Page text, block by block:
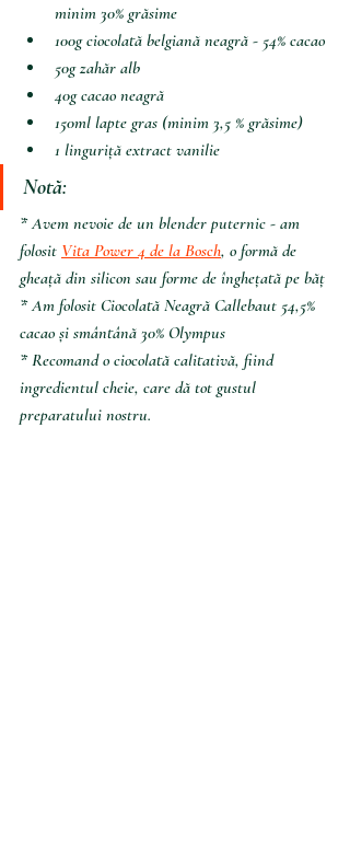
minim 30% grăsime
100g ciocolată belgiană neagră - 54% cacao
50g zahăr alb
40g cacao neagră
150ml lapte gras (minim 3,5 % grăsime)
1 linguriță extract vanilie
Notă:
* Avem nevoie de un blender puternic - am
folosit Vita Power 4 de la Bosch, o formă de
gheață din silicon sau forme de înghețată pe băț
* Am folosit Ciocolată Neagră Callebaut 54,5%
cacao și smântână 30% Olympus
* Recomand o ciocolată calitativă, fiind
ingredientul cheie, care dă tot gustul
preparatului nostru.